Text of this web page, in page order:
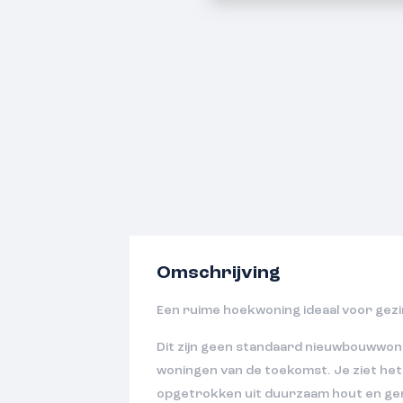
Omschrijving
Een ruime hoekwoning ideaal voor
Dit zijn geen standaard
woningen van de toekomst. Je ziet
opgetrokken uit duurzaam hout en